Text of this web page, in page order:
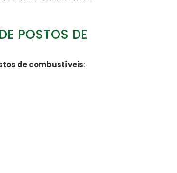
POSTOS DE
de combustíveis: